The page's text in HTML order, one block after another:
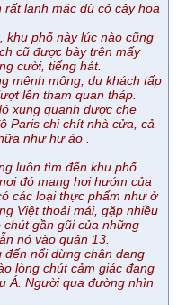
lạnh mặc dù cỏ cây hoa
khu phố này lúc nào cũng
cũ được bày trên mấy
cười, tiếng hát.
mênh mông, du khách tấp
lên tham quan tháp.
xung quanh được che
Paris chi chít nhà cửa, cả
như hư ảo .
luôn tìm đến khu phố
đó mang hơi hướm của
các loại thực phẩm như ở
Việt thoải mái, gặp nhiều
gần gũi của những
nó vào quận 13.
nổi dừng chân dang
lòng chút cảm giác đang
Á. Người qua đường nhìn